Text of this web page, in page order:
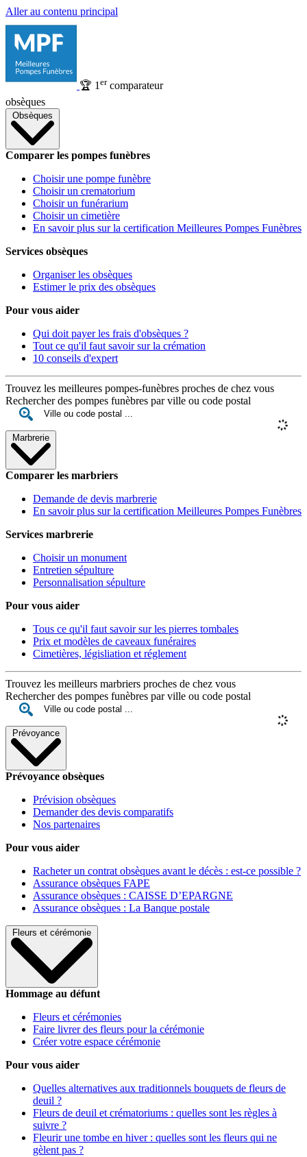
Aller au contenu principal
🏆 1 ercomparateur
obsèques
Obsèques
Comparer les pompes funèbres
Choisir une pompe funèbre
Choisir un crematorium
Choisir un funérarium
Choisir un cimetière
En savoir plus sur la certification Meilleures Pompes Funèbres
Services obsèques
Organiser les obsèques
Estimer le prix des obsèques
Pour vous aider
Qui doit payer les frais d'obsèques ?
Tout ce qu'il faut savoir sur la crémation
10 conseils d'expert
Trouvez les meilleures pompes-funèbres proches de chez vous
Rechercher des pompes funèbres par ville ou code postal
Marbrerie
Comparer les marbriers
Demande de devis marbrerie
En savoir plus sur la certification Meilleures Pompes Funèbres
Services marbrerie
Choisir un monument
Entretien sépulture
Personnalisation sépulture
Pour vous aider
Tous ce qu'il faut savoir sur les pierres tombales
Prix et modèles de caveaux funéraires
Cimetières, législiation et réglement
Trouvez les meilleurs marbriers proches de chez vous
Rechercher des pompes funèbres par ville ou code postal
Prévoyance
Prévoyance obsèques
Prévision obsèques
Demander des devis comparatifs
Nos partenaires
Pour vous aider
Racheter un contrat obsèques avant le décès : est-ce possible ?
Assurance obsèques FAPE
Assurance obsèques : CAISSE D’EPARGNE
Assurance obsèques : La Banque postale
Fleurs et cérémonie
Hommage au défunt
Fleurs et cérémonies
Faire livrer des fleurs pour la cérémonie
Créer votre espace cérémonie
Pour vous aider
Quelles alternatives aux traditionnels bouquets de fleurs de
deuil ?
Fleurs de deuil et crématoriums : quelles sont les règles à
suivre ?
Fleurir une tombe en hiver : quelles sont les fleurs qui ne
gèlent pas ?